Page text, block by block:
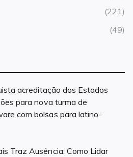
(221)
(49)
acreditação dos Estados
para nova turma de
com bolsas para latino-
Traz Ausência: Como Lidar